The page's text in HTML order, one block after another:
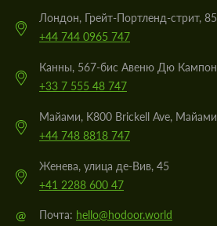
Лондон, Грейт-Портленд-стрит, 85
+44 744 0965 747
Канны, 567-бис Авеню Дю Кампон
+33 7 555 48 747
Майами, K800 Brickell Ave, Майами
+44 748 8818 747
Женева, улица де-Вив, 45
+41 2288 600 47
@ Почта: hello@hodoor.world